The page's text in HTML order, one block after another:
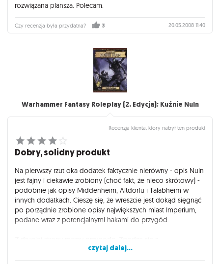
rozwiązana plansza. Polecam.
Czy recenzja była przydatna? 3 20.05.2008 11:40
Warhammer Fantasy Roleplay (2. Edycja): Kuźnie Nuln
Recenzja klienta, który nabył ten produkt
Dobry, solidny produkt
Na pierwszy rzut oka dodatek faktycznie nierówny - opis Nuln
jest fajny i ciekawie zrobiony (choć fakt, że nieco skrótowy) -
podobnie jak opisy Middenheim, Altdorfu i Talabheim w
innych dodatkach. Cieszę się, że wreszcie jest dokąd sięgnąć
po porządnie zrobione opisy największych miast Imperium,
podane wraz z potencjalnymi hakami do przygód.
przedmówcami - zakończenie kampanii wydaje się jakby za
proste i trochę za mało ambitne. Cóż, poprowadzić
czytaj dalej...